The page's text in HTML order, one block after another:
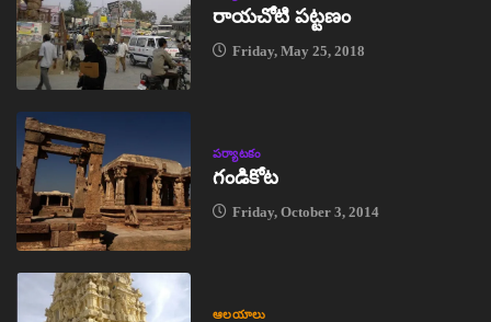
రాయచోటి పట్టణం
Friday, May 25, 2018
పర్యాటకం
గండికోట
Friday, October 3, 2014
ఆలయాలు